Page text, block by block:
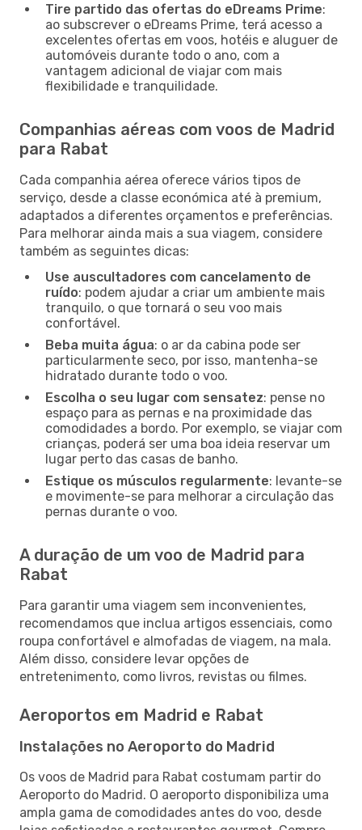
Tire partido das ofertas do eDreams Prime:
ao subscrever o eDreams Prime, terá acesso a
excelentes ofertas em voos, hotéis e aluguer de
automóveis durante todo o ano, com a
vantagem adicional de viajar com mais
flexibilidade e tranquilidade.
Companhias aéreas com voos de Madrid
para Rabat
Cada companhia aérea oferece vários tipos de
serviço, desde a classe económica até à premium,
adaptados a diferentes orçamentos e preferências.
Para melhorar ainda mais a sua viagem, considere
também as seguintes dicas:
Use auscultadores com cancelamento de
ruído: podem ajudar a criar um ambiente mais
tranquilo, o que tornará o seu voo mais
confortável.
Beba muita água: o ar da cabina pode ser
particularmente seco, por isso, mantenha-se
hidratado durante todo o voo.
Escolha o seu lugar com sensatez: pense no
espaço para as pernas e na proximidade das
comodidades a bordo. Por exemplo, se viajar com
crianças, poderá ser uma boa ideia reservar um
lugar perto das casas de banho.
Estique os músculos regularmente: levante-se
e movimente-se para melhorar a circulação das
pernas durante o voo.
A duração de um voo de Madrid para
Rabat
Para garantir uma viagem sem inconvenientes,
recomendamos que inclua artigos essenciais, como
roupa confortável e almofadas de viagem, na mala.
Além disso, considere levar opções de
entretenimento, como livros, revistas ou filmes.
Aeroportos em Madrid e Rabat
Instalações no Aeroporto do Madrid
Os voos de Madrid para Rabat costumam partir do
Aeroporto do Madrid. O aeroporto disponibiliza uma
ampla gama de comodidades antes do voo, desde